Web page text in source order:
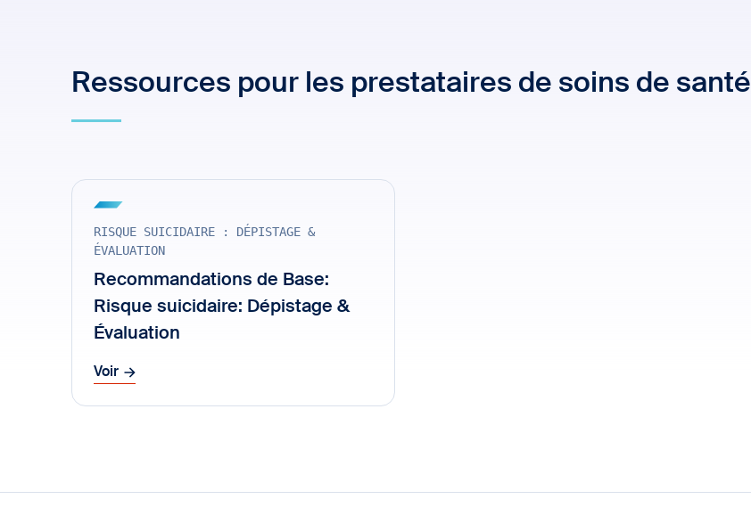
Ressources pour les prestataires de soins de santé
RISQUE SUICIDAIRE : DÉPISTAGE &
ÉVALUATION
Recommandations de Base:
Risque suicidaire: Dépistage &
Évaluation
Voir